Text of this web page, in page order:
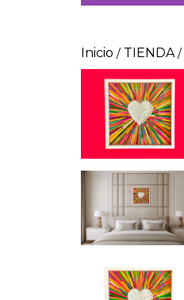
Inicio / TIENDA /